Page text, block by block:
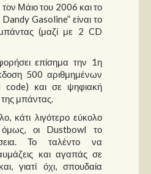
Μάιο του 2006 και το
Gasoline” είναι το
(μαζί με 2 CD
επίσημα την 1η
500 αριθμημένων
code) και σε ψηφιακή
μπάντας.
κάτι λιγότερο εύκολο
όμως, οι Dustbowl το
Το ταλέντο να
και αγαπάς σε
γιατί όχι, σπουδαία